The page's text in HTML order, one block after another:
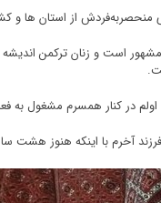
از استان ها و
است و زنان ترکمن
آخرم با اینکه هنوز هشت